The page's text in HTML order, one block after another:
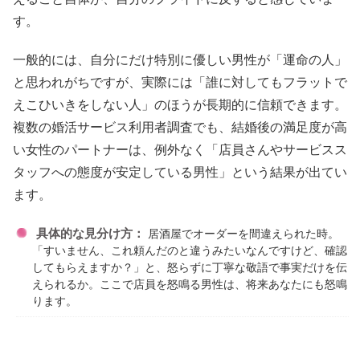
す。
一般的には、自分にだけ特別に優しい男性が「運命の人」
と思われがちですが、実際には「誰に対してもフラットで
えこひいきをしない人」のほうが長期的に信頼できます。
複数の婚活サービス利用者調査でも、結婚後の満足度が高
い女性のパートナーは、例外なく「店員さんやサービスス
タッフへの態度が安定している男性」という結果が出てい
ます。
具体的な見分け方：
居酒屋でオーダーを間違えられた時。
「すいません、これ頼んだのと違うみたいなんですけど、確認
してもらえますか？」と、怒らずに丁寧な敬語で事実だけを伝
えられるか。ここで店員を怒鳴る男性は、将来あなたにも怒鳴
ります。